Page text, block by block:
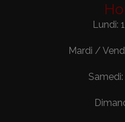
Lundi:
Mardi /